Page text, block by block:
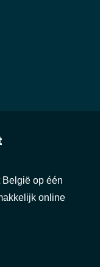
op één
online